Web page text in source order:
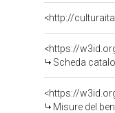
<http://
<https://
Scheda
<https://
Misure del